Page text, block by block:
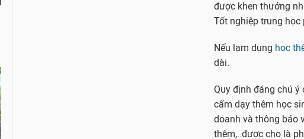
được khen thưởng
Tốt nghiệp trung
Nếu lạm dụng học
dài.
Quy định đáng chú
cấm dạy thêm học
doanh và thông báo
thêm,..được cho là